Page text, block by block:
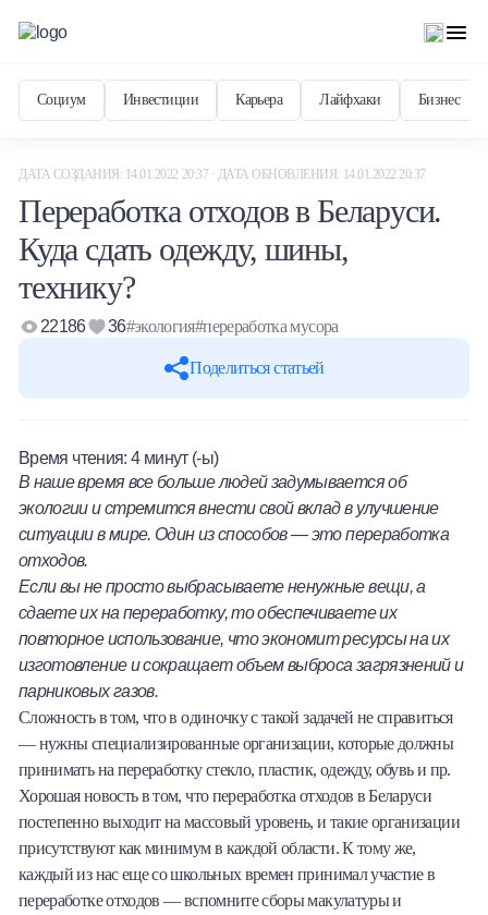
Социум Инвестиции Карьера Лайфхаки Бизнес
Халва
Онлайн-обменник
Премиальный сервис Prime Line
Мобильный банк MOBY
Потребительский кредит
Карта КАКТУС
Продукты для Бизнеса
ДАТА СОЗДАНИЯ: 14.01.2022 20:37 · ДАТА ОБНОВЛЕНИЯ: 14.01.2022 20:37
Переработка отходов в Беларуси.
Куда сдать одежду, шины,
технику?
Поделиться статьей
22186 36#экология#переработка мусора
Время чтения:4 минут (-ы)
В наше время все больше людей задумывается об
экологии и стремится внести свой вклад в улучшение
ситуации в мире. Один из способов — это переработка
отходов.
Если вы не просто выбрасываете ненужные вещи, а
сдаете их на переработку, то обеспечиваете их
повторное использование, что экономит ресурсы на их
изготовление и сокращает объем выброса загрязнений и
парниковых газов.
Сложность в том, что в одиночку с такой задачей не справиться
— нужны специализированные организации, которые должны
принимать на переработку стекло, пластик, одежду, обувь и пр.
Хорошая новость в том, что переработка отходов в Беларуси
постепенно выходит на массовый уровень, и такие организации
присутствуют как минимум в каждой области. К тому же,
каждый из нас еще со школьных времен принимал участие в
переработке отходов — вспомните сборы макулатуры и